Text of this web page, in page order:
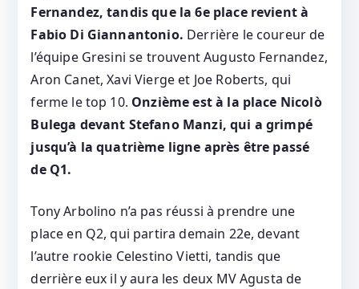
Fernandez, tandis que la 6e place revient à
Fabio Di Giannantonio. Derrière le coureur de
l’équipe Gresini se trouvent Augusto Fernandez,
Aron Canet, Xavi Vierge et Joe Roberts, qui
ferme le top 10. Onzième est à la place Nicolò
Bulega devant Stefano Manzi, qui a grimpé
jusqu’à la quatrième ligne après être passé
de Q1.
Tony Arbolino n’a pas réussi à prendre une
place en Q2, qui partira demain 22e, devant
l’autre rookie Celestino Vietti, tandis que
derrière eux il y aura les deux MV Agusta de